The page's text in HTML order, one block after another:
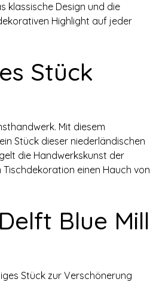
klassische Design und die
Highlight auf jeder
Stück
Mit diesem
Stück dieser niederländischen
die Handwerkskunst der
einen Hauch von
Blue Mill
Stück zur Verschönerung